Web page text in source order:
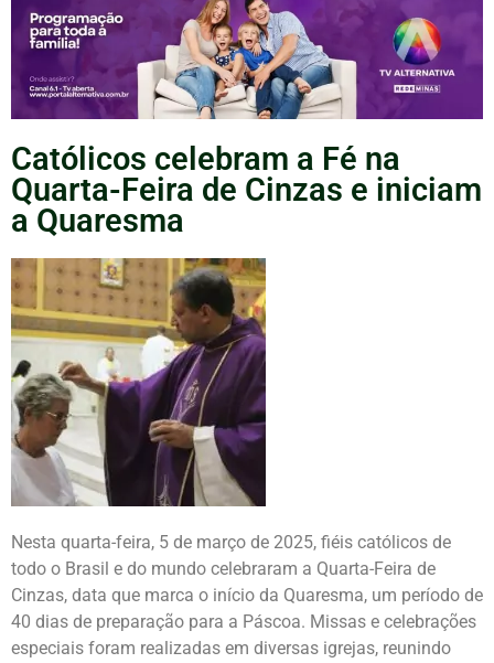
Católicos celebram a Fé na
Quarta-Feira de Cinzas e iniciam
a Quaresma
Nesta quarta-feira, 5 de março de 2025, fiéis católicos de
todo o Brasil e do mundo celebraram a Quarta-Feira de
Cinzas, data que marca o início da Quaresma, um período de
40 dias de preparação para a Páscoa. Missas e celebrações
especiais foram realizadas em diversas igrejas, reunindo